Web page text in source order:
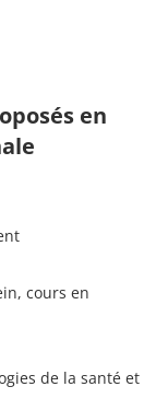
en
cours en
de la santé et